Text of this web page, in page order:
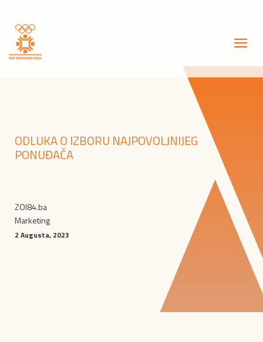
ODLUKA O IZBORU NAJPOVOLJNIJEG
PONUĐAČA
ZOI84.ba
Marketing
2 Augusta, 2023